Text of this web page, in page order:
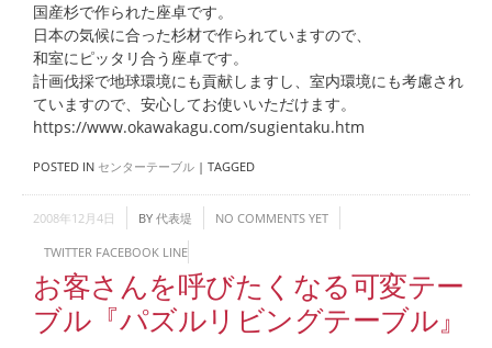
国産杉で作られた座卓です。
日本の気候に合った杉材で作られていますので、
和室にピッタリ合う座卓です。
計画伐採で地球環境にも貢献しますし、室内環境にも考慮され
ていますので、安心してお使いいただけます。
https://www.okawakagu.com/sugientaku.htm
POSTED IN センターテーブル | TAGGED
2008年12月4日 BY 代表堤 NO COMMENTS YET
TWITTER FACEBOOK LINE
お客さんを呼びたくなる可変テー
ブル『パズルリビングテーブル』